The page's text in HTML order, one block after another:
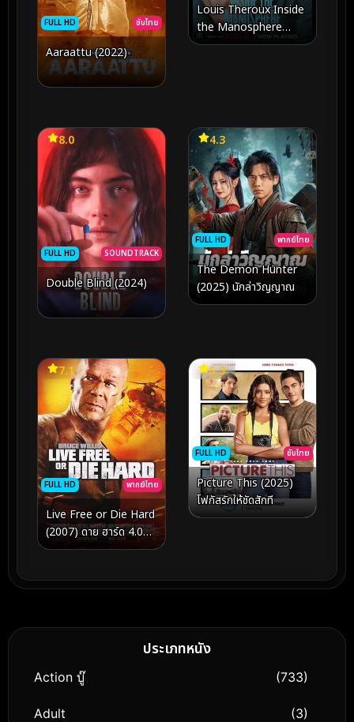
FULL HD ซับไทย
Aaraattu (2022)
Louis Theroux Inside
the Manosphere
(2026) หลุยส์ เทอโรซ์
FULL HD SOUNDTRACK
8.0
Double Blind (2024)
FULL HD พากย์ไทย
4.3
The Demon Hunter
(2025) นักล่าวิญญาณ
FULL HD พากย์ไทย
7.1
Live Free or Die Hard
(2007) ดาย ฮาร์ด 4.0
ปลุกอึด…ตายยาก
FULL HD ซับไทย
5.3
Picture This (2025)
โฟกัสรักให้ชัดสักที
ประเภทหนัง
Action บู๊ (733)
Adult (3)